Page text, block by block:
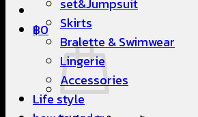
฿0
set&Jumpsuit
Skirts
Bralette & Swimwear
Lingerie
Accessories
Life style